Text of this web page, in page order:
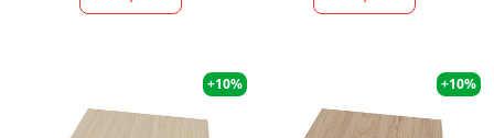
+10% +10%